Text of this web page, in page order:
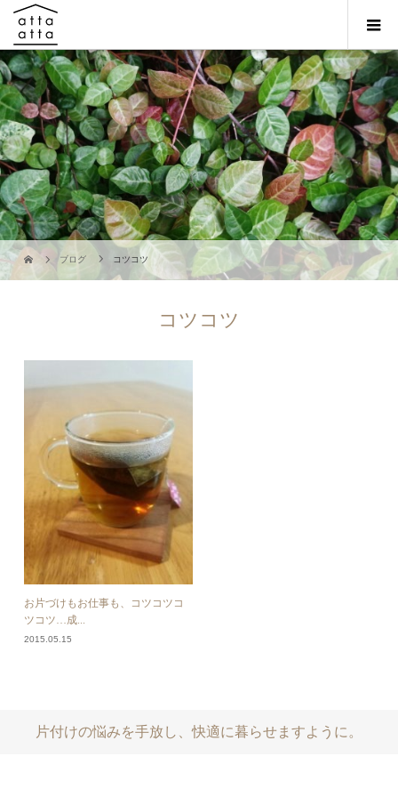
ブログ コツコツ
コツコツ
お片づけもお仕事も、コツコツコ
ツコツ…成...
2015.05.15
片付けの悩みを手放し、快適に暮らせますように。